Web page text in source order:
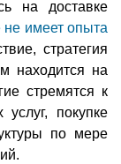
на доставке
не имеет опыта
стратегия
находится на
стремятся к
покупке
по мере